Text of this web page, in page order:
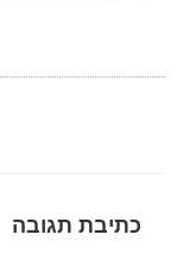
כתיבת תגובה